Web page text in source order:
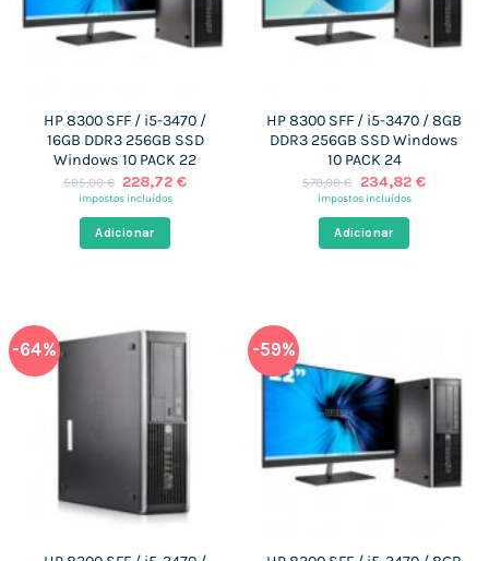
HP 8300 SFF / i5-3470 /
16GB DDR3 256GB SSD
Windows 10 PACK 22
505,00€ O
preço
era:
505,00 €.
228,72€O
impostos incluídos
Adicionar
HP 8300 SFF / i5-3470 / 8GB
DDR3 256GB SSD Windows
10 PACK 24
578,00€
O
preço
era:
578,00 €.
234,82 €O
impostos incluídos
Adicionar
-64% -59%